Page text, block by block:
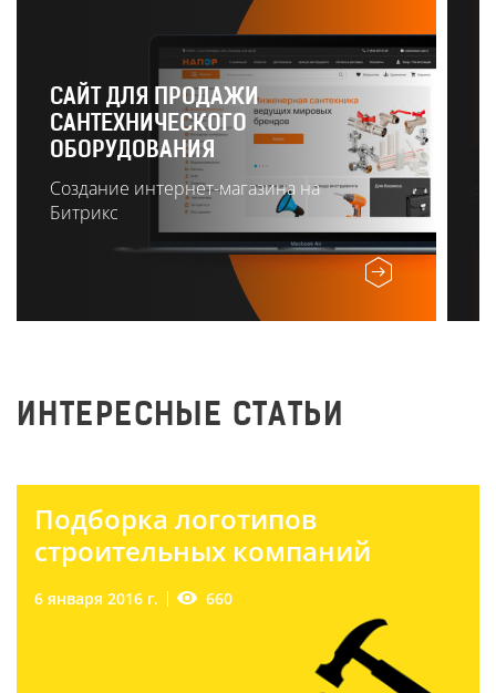
САЙТ ДЛЯ ПРОДАЖИ
САНТЕХНИЧЕСКОГО
ОБОРУДОВАНИЯ
Создание интернет-магазина на
Битрикс
ИНТЕРЕСНЫЕ СТАТЬИ
Подборка логотипов
строительных компаний
6 января 2016 г. 660